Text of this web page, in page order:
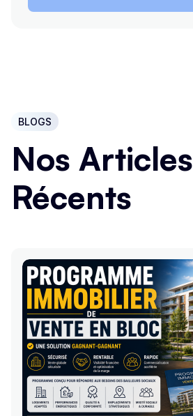
BLOGS
Nos Articles
Récents